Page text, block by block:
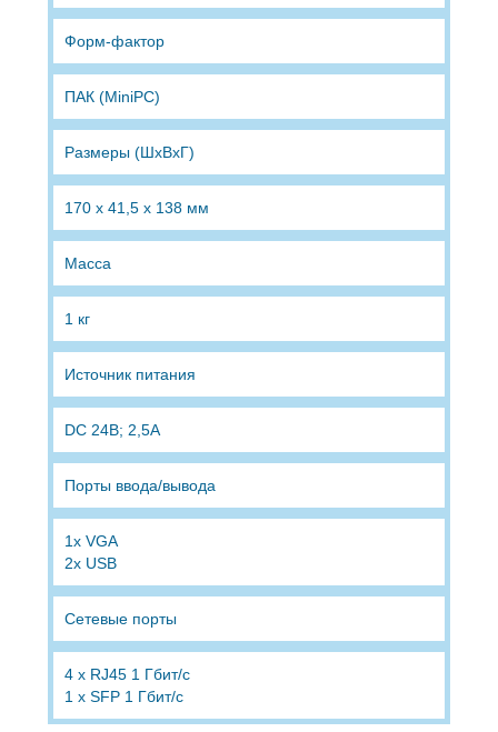
Форм-фактор
ПАК (MiniPC)
Размеры (ШхВхГ)
170 х 41,5 х 138 мм
Масса
1 кг
Источник питания
DC 24В; 2,5А
Порты ввода/вывода
1x VGA
2x USB
Сетевые порты
4 x RJ45 1 Гбит/с
1 x SFP 1 Гбит/с